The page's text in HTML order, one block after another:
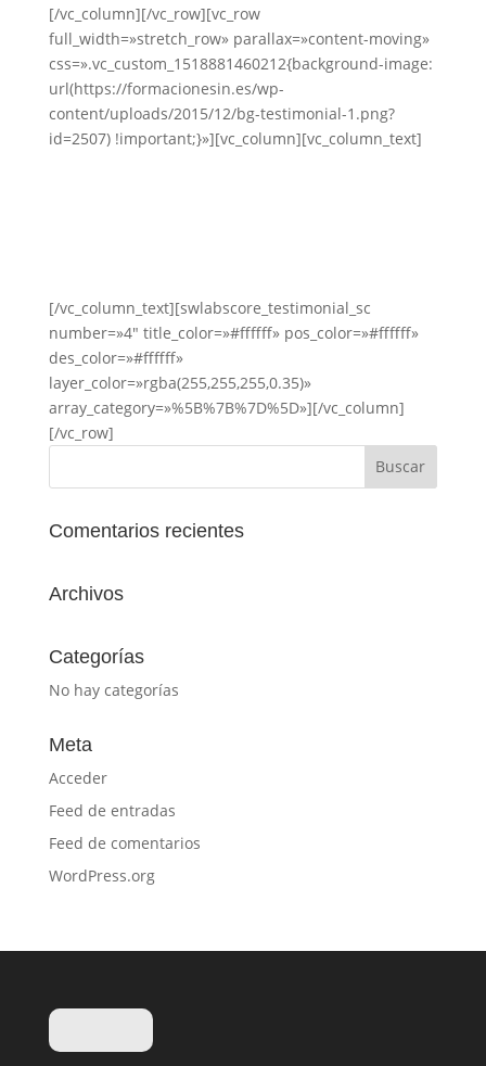
[/vc_column][/vc_row][vc_row
full_width=»stretch_row» parallax=»content-moving»
css=».vc_custom_1518881460212{background-image:
url(https://formacionesin.es/wp-
content/uploads/2015/12/bg-testimonial-1.png?
id=2507) !important;}»][vc_column][vc_column_text]
[/vc_column_text][swlabscore_testimonial_sc
number=»4″ title_color=»#ffffff» pos_color=»#ffffff»
des_color=»#ffffff»
layer_color=»rgba(255,255,255,0.35)»
array_category=»%5B%7B%7D%5D»][/vc_column]
[/vc_row]
Comentarios recientes
Archivos
Categorías
No hay categorías
Meta
Acceder
Feed de entradas
Feed de comentarios
WordPress.org